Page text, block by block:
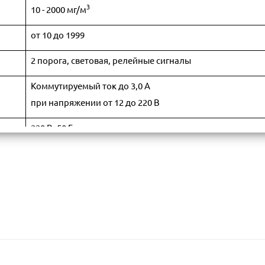
от 0 до 45
0,52 100 Ethernet
10 - 2000 мг/м3
от 10 до 1999
2 порога, световая, релейные сигналы
Коммутируемый ток до 3,0 А
при напряжении от 12 до 220 В
220 В, 50 Гц